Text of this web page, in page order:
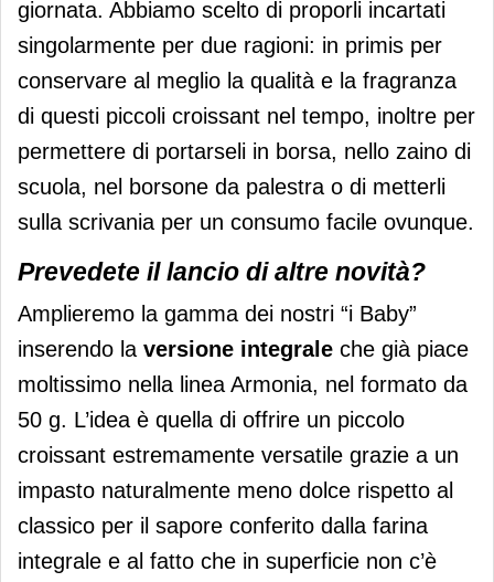
giornata. Abbiamo scelto di proporli incartati
singolarmente per due ragioni: in primis per
conservare al meglio la qualità e la fragranza
di questi piccoli croissant nel tempo, inoltre per
permettere di portarseli in borsa, nello zaino di
scuola, nel borsone da palestra o di metterli
sulla scrivania per un consumo facile ovunque.
Prevedete il lancio di altre novità?
Amplieremo la gamma dei nostri “i Baby”
inserendo la versione integrale che già piace
moltissimo nella linea Armonia, nel formato da
50 g. L’idea è quella di offrire un piccolo
croissant estremamente versatile grazie a un
impasto naturalmente meno dolce rispetto al
classico per il sapore conferito dalla farina
integrale e al fatto che in superficie non c’è